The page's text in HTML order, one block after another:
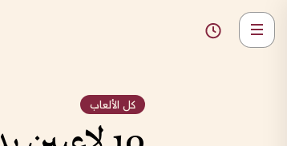
كل الألعاب